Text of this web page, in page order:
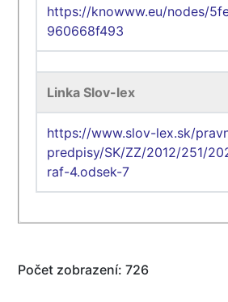
https://knowww.eu/nodes/
960668f493
Linka Slov-lex
https://www.slov-lex.sk/
predpisy/SK/ZZ/2012/251/
raf-4.odsek-7
Počet zobrazení: 726